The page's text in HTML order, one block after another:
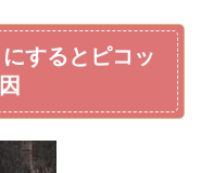
するとピコッ